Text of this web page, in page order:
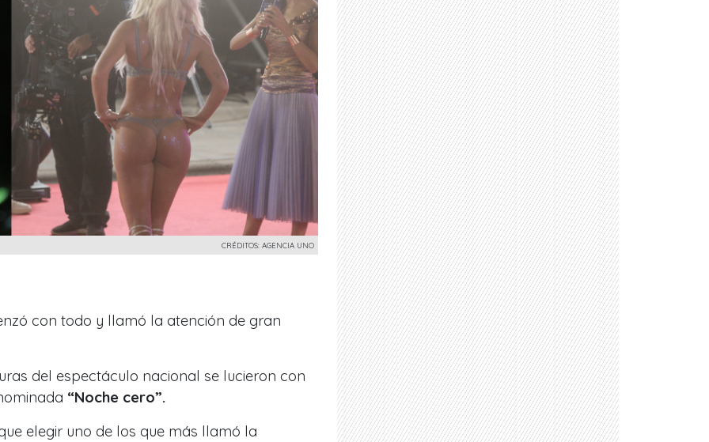
CRÉDITOS: AGENCIA UNO
con todo y llamó la atención de gran
del espectáculo nacional se lucieron con
“Noche cero”.
elegir uno de los que más llamó la